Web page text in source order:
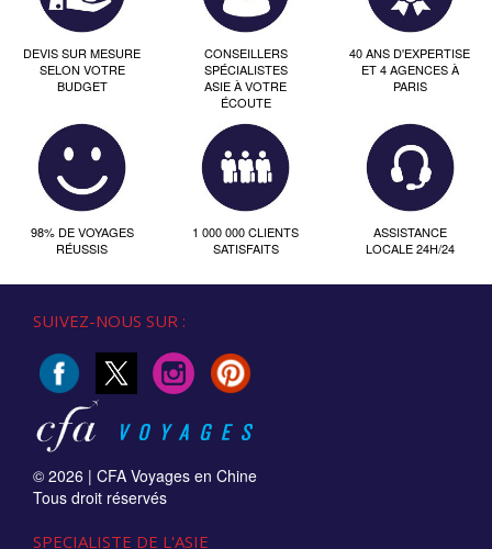
DEVIS SUR MESURE
SELON VOTRE
BUDGET
CONSEILLERS
SPÉCIALISTES
ASIE À VOTRE
ÉCOUTE
40 ANS D'EXPERTISE
ET 4 AGENCES À
PARIS
98% DE VOYAGES
RÉUSSIS
1 000 000 CLIENTS
SATISFAITS
ASSISTANCE
LOCALE 24H/24
SUIVEZ-NOUS SUR :
© 2026 | CFA Voyages en Chine
Tous droit réservés
SPECIALISTE DE L'ASIE